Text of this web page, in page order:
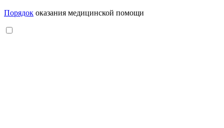
Порядок оказания медицинской помощи